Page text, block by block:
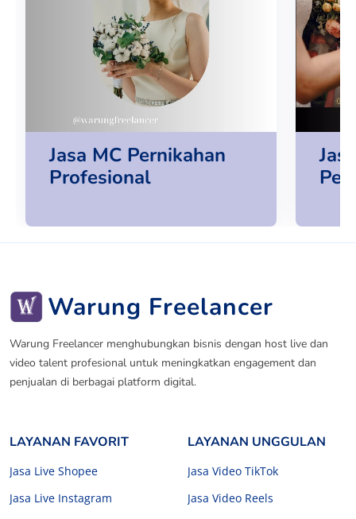
Jasa MC Pernikahan
Profesional
Warung Freelancer
Warung Freelancer menghubungkan bisnis dengan host live dan
video talent profesional untuk meningkatkan engagement dan
penjualan di berbagai platform digital.
LAYANAN FAVORIT
Jasa Live Shopee
Jasa Live Instagram
LAYANAN UNGGULAN
Jasa Video TikTok
Jasa Video Reels